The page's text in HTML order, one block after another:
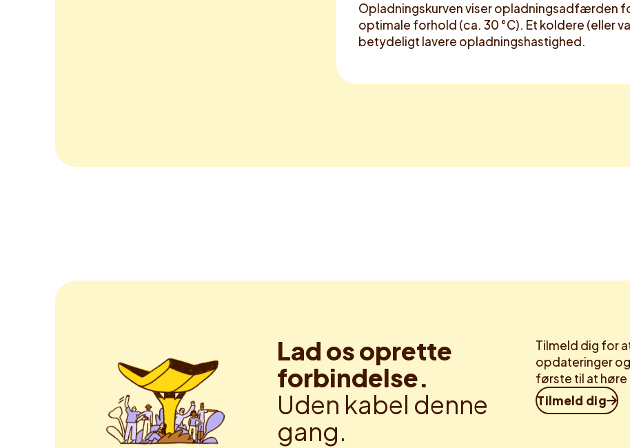
Opladningskurven viser opladningsadfærden
optimale forhold (ca. 30 °C). Et koldere (eller
betydeligt lavere opladningshastighed.
Lad os oprette
forbindelse.
Uden kabel denne
gang.
Tilmeld dig for
opdateringer
første til at høre
Tilmeld dig